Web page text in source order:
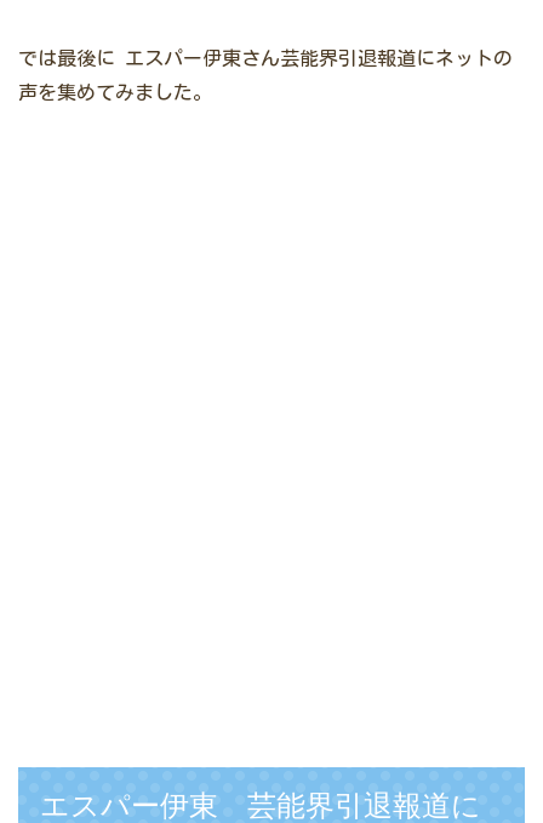
では最後に エスパー伊東さん芸能界引退報道にネットの
声を集めてみました。
エスパー伊東 芸能界引退報道に